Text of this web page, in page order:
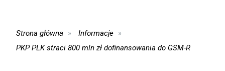
Strona główna
Informacje
PKP PLK straci 800 mln zł dofinansowania do GSM-R